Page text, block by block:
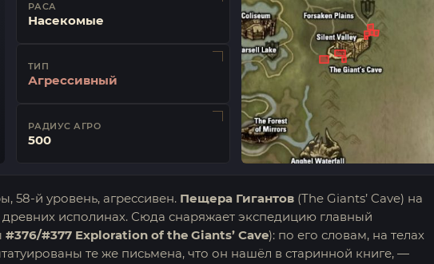
РАСА
Насекомые
ТИП
Агрессивный
РАДИУС АГРО
500
58-й уровень, агрессивен. Пещера Гигантов (The Giants’ Cave) на
исполинах. Сюда снаряжает экспедицию главный
#376/#377 Exploration of the Giants’ Cave): по его словам, на телах
те же письмена, что он нашёл в старинной книге, —